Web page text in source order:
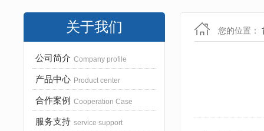
关于我们
公司简介 Company profile
产品中心 Product center
合作案例 Cooperation Case
服务支持 service support
您的位置：